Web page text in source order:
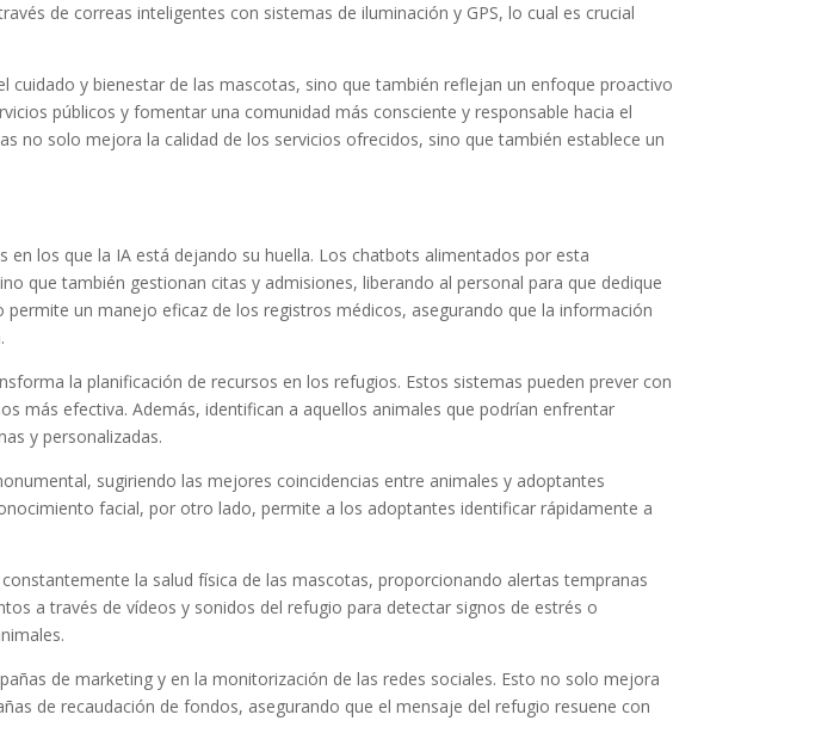
de correas inteligentes con sistemas de iluminación y GPS, lo cual es crucial
y bienestar de las mascotas, sino que también reflejan un enfoque proactivo
públicos y fomentar una comunidad más consciente y responsable hacia el
no solo mejora la calidad de los servicios ofrecidos, sino que también establece un
los que la IA está dejando su huella. Los chatbots alimentados por esta
que también gestionan citas y admisiones, liberando al personal para que dedique
un manejo eficaz de los registros médicos, asegurando que la información
la planificación de recursos en los refugios. Estos sistemas pueden prever con
más efectiva. Además, identifican a aquellos animales que podrían enfrentar
y personalizadas.
sugiriendo las mejores coincidencias entre animales y adoptantes
facial, por otro lado, permite a los adoptantes identificar rápidamente a
la salud física de las mascotas, proporcionando alertas tempranas
a través de vídeos y sonidos del refugio para detectar signos de estrés o
de marketing y en la monitorización de las redes sociales. Esto no solo mejora
de recaudación de fondos, asegurando que el mensaje del refugio resuene con